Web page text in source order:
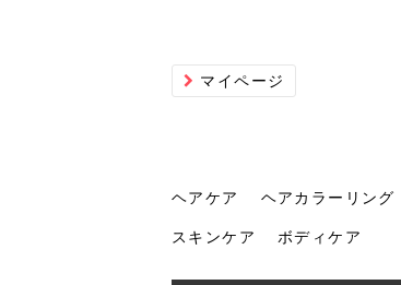
マイページ
ヘアケア ヘアカラーリング
スキンケア ボディケア